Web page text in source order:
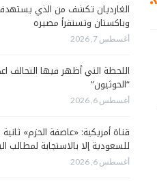
الغارديان تكشف من الذي
وباكستان وتستقرأ مصيره
أغسطس 7, 2026
اللحظة التي أظهر فيها التحالف
“الحوثيون”
أغسطس 6, 2026
قناة أمريكية: «عاصفة الحزم»
للسعودية إلا بالاستجابة لمطالب
أغسطس 6, 2026